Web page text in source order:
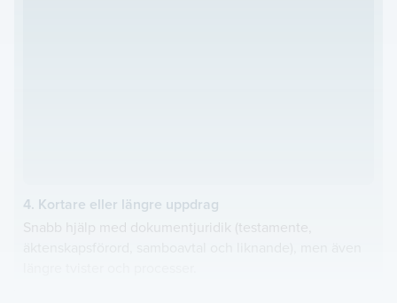
4. Kortare eller längre uppdrag
Snabb hjälp med dokumentjuridik (testamente,